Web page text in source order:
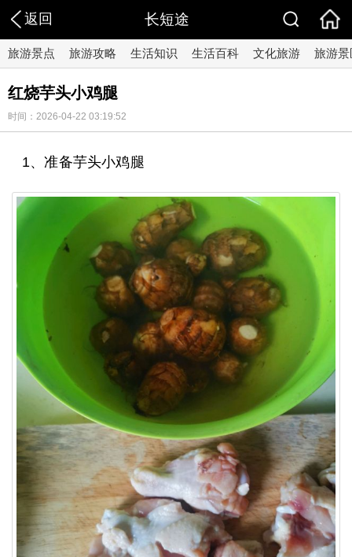
返回 长短途
旅游景点 旅游攻略 生活知识 生活百科 文化旅游 旅游景
红烧芋头小鸡腿
时间：2026-04-22 03:19:52
1、准备芋头小鸡腿